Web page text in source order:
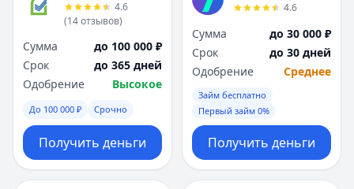
4.6
(14отзывов)
Сумма
до 100 000 ₽
Срок
до 365 дней
Одобрение
Высокое
До 100 000 ₽ Срочно
Получить деньги
4.6
Сумма
до 30 000 ₽
Срок
до 30 дней
Одобрение
Среднее
Займ бесплатно
Первый займ 0%
Получить деньги